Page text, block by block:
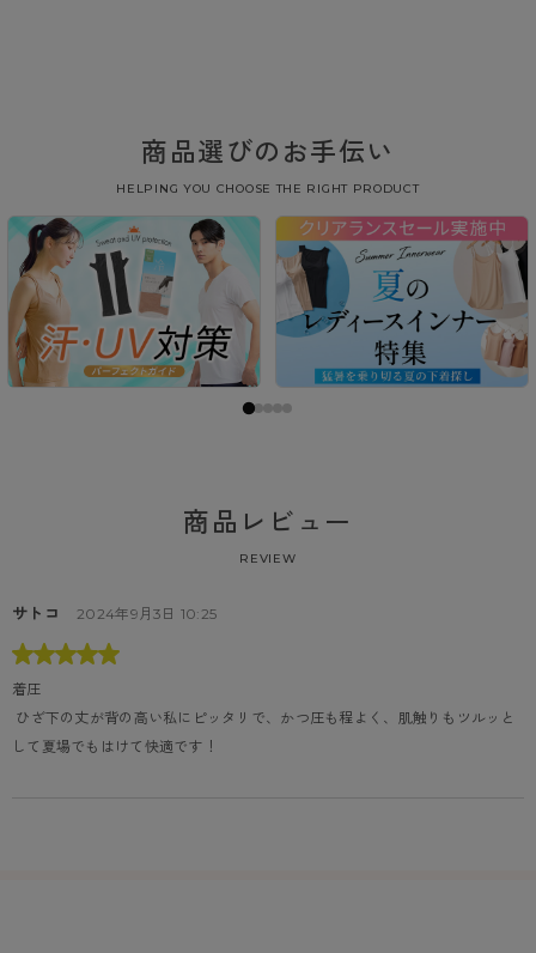
商品選びのお手伝い
HELPING YOU CHOOSE THE RIGHT PRODUCT
商品レビュー
REVIEW
サトコ 2024年9月3日 10:25
着圧
して夏場でもはけて快適です！